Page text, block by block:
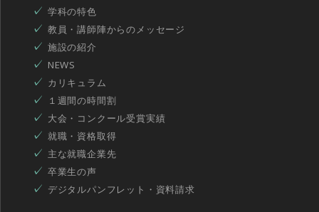
学科の特色
教員・講師陣からのメッセージ
施設の紹介
NEWS
カリキュラム
１週間の時間割
大会・コンクール受賞実績
就職・資格取得
主な就職企業先
卒業生の声
デジタルパンフレット・資料請求